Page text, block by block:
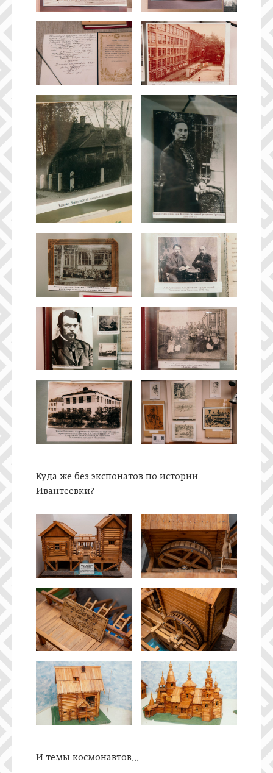
Куда же без экспонатов по истории
Ивантеевки?
И темы космонавтов…